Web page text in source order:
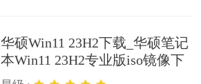
华硕Win11 23H2下载_华硕笔记
本Win11 23H2专业版iso镜像下
载